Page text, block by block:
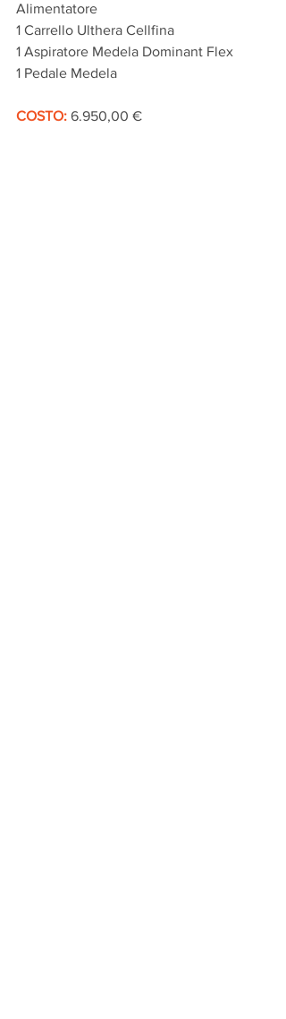
Alimentatore
1 Carrello Ulthera Cellfina
1 Aspiratore Medela Dominant Flex
1 Pedale Medela
COSTO: 6.950,00 €